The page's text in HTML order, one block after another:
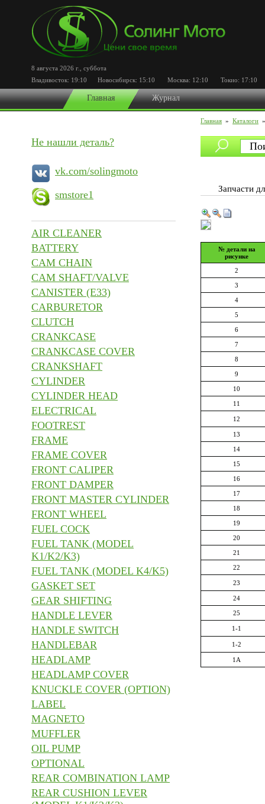
8 августа 2026 г.
суббота
Владивосток: 19:10 Новосибирск: 15:10 Москва: 12:10 Токио: 17:10
Главная Журнал
Главная » Каталоги
Не нашли деталь?
vk.com/solingmoto
smstore1
AIR CLEANER
BATTERY
CAM CHAIN
CAM SHAFT/VALVE
CANISTER (E33)
CARBURETOR
CLUTCH
CRANKCASE
CRANKCASE COVER
CRANKSHAFT
CYLINDER
CYLINDER HEAD
ELECTRICAL
FOOTREST
FRAME
FRAME COVER
FRONT CALIPER
FRONT DAMPER
FRONT MASTER CYLINDER
FRONT WHEEL
FUEL COCK
FUEL TANK (MODEL
K1/K2/K3)
FUEL TANK (MODEL K4/K5)
GASKET SET
GEAR SHIFTING
HANDLE LEVER
HANDLE SWITCH
HANDLEBAR
HEADLAMP
HEADLAMP COVER
KNUCKLE COVER (OPTION)
LABEL
MAGNETO
MUFFLER
OIL PUMP
OPTIONAL
REAR COMBINATION LAMP
REAR CUSHION LEVER
Запчасти
№ детали на
рисунке
2
3
4
5
6
7
8
9
10
11
12
13
14
15
16
17
18
19
20
21
22
23
24
25
1-1
1-2
1A